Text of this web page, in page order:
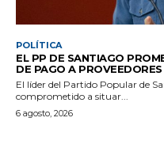
POLÍTICA
EL PP DE SANTIAGO
DE PAGO A
El líder del Partido Popular de
comprometido a situar...
6 agosto, 2026